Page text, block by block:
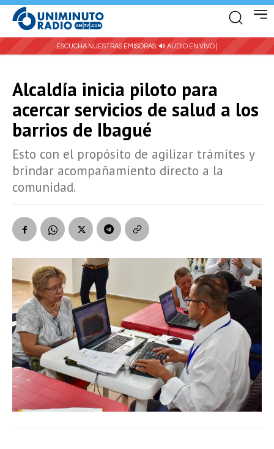
ESCUCHA NUESTRAS EMISORAS: 🔊 AUDIO EN VIVO |
Alcaldía inicia piloto para
acercar servicios de salud a los
barrios de Ibagué
Esto con el propósito de agilizar trámites y
brindar acompañamiento directo a la
comunidad.